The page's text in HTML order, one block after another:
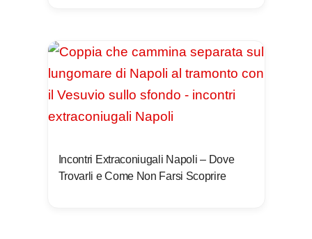
Incontri Extraconiugali Napoli – Dove
Trovarli e Come Non Farsi Scoprire